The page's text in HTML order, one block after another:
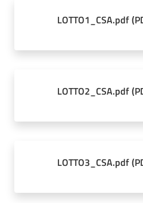
LOTTO1_CSA.pdf(
LOTTO2_CSA.pdf(
LOTTO3_CSA.pdf(